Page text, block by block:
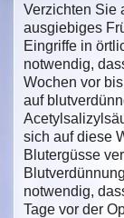
Verzichten Sie
ausgiebiges
Eingriffe in
notwendig,
Wochen vor
auf
sich auf diese
Blutergüsse
notwendig,
Tage vor der